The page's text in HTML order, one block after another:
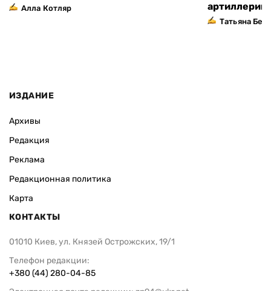
Алла Котляр
Татьяна
ИЗДАНИЕ
Архивы
Редакция
Реклама
Редакционная политика
Карта
КОНТАКТЫ
01010 Киев, ул. Князей Острожских, 19/1
Телефон редакции:
+380 (44) 280-04-85